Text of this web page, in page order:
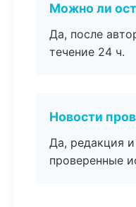
Можно ли
Да, после
течение 24 ч.
Новости
Да, редакция
проверенные